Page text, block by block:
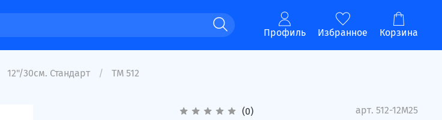
Профиль Избранное Корзина
12"/30см. Стандарт ТМ 512
(0) арт. 512-12M25